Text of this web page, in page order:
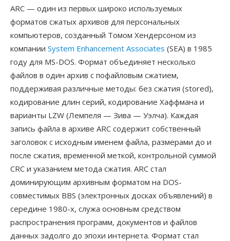
ARC — один из первых широко используемых
форматов сжатых архивов для персональных
компьютеров, созданный Томом Хендерсоном из
компании System Enhancement Associates (SEA) в 1985
году для MS-DOS. Формат объединяет несколько
файлов в один архив с пофайловым сжатием,
поддерживая различные методы: без сжатия (stored),
кодирование длин серий, кодирование Хаффмана и
варианты LZW (Лемпеля — Зива — Уэлча). Каждая
запись файла в архиве ARC содержит собственный
заголовок с исходным именем файла, размерами до и
после сжатия, временной меткой, контрольной суммой
CRC и указанием метода сжатия. ARC стал
доминирующим архивным форматом на DOS-
совместимых BBS (электронных досках объявлений) в
середине 1980-х, служа основным средством
распространения программ, документов и файлов
данных задолго до эпохи интернета. Формат стал